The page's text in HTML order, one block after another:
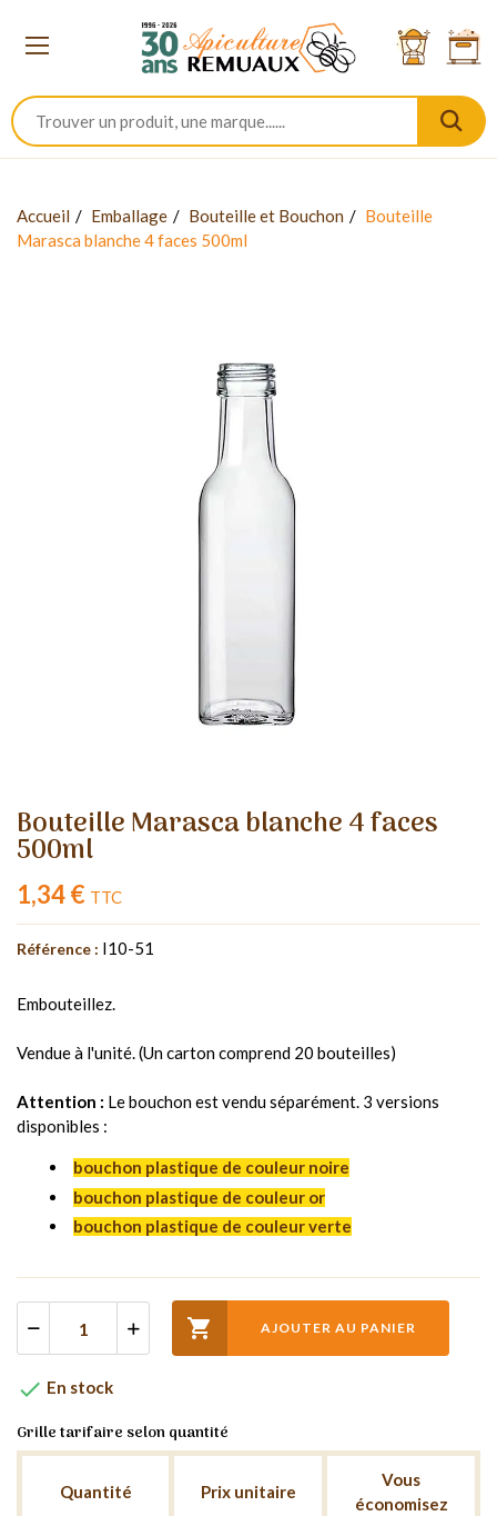
Accueil Emballage Bouteille et Bouchon
Bouteille
Marasca blanche 4 faces 500ml
Bouteille Marasca blanche 4 faces
500ml
1,34 € TTC
Référence : I10-51
Embouteillez.
Vendue à l'unité. (Un carton comprend 20 bouteilles)
Attention : Le bouchon est vendu séparément. 3 versions
disponibles :
bouchon plastique de couleur noire
bouchon plastique de couleur or
bouchon plastique de couleur verte
 AJOUTER AU PANIER
 En stock
Grille tarifaire selon quantité
Quantité Prix unitaire
Vous
économisez